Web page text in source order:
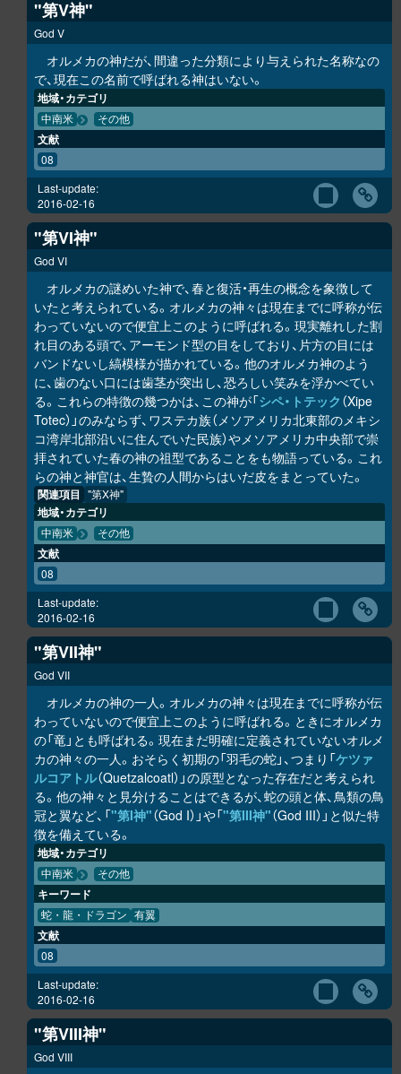
"第V神"
God V
オルメカの神だが、間違った分類により与えられた名称なの
で、現在この名前で呼ばれる神はいない。
地域・カテゴリ
中南米 その他
文献
08
Last-update:
2016-02-16
"第VI神"
God VI
オルメカの謎めいた神で、春と復活・再生の概念を象徴して
いたと考えられている。オルメカの神々は現在までに呼称が伝
わっていないので便宜上このように呼ばれる。現実離れした割
れ目のある頭で、アーモンド型の目をしており、片方の目には
バンドないし縞模様が描かれている。他のオルメカ神のよう
に、歯のない口には歯茎が突出し、恐ろしい笑みを浮かべてい
る。これらの特徴の幾つかは、この神が「シペ・トテック （Xipe
Totec）」のみならず、ワステカ族（メソアメリカ北東部のメキシ
コ湾岸北部沿いに住んでいた民族）やメソアメリカ中央部で崇
拝されていた春の神の祖型であることをも物語っている。これ
らの神と神官は、生贄の人間からはいだ皮をまとっていた。
関連項目 "第X神"
地域・カテゴリ
中南米 その他
文献
08
Last-update:
2016-02-16
"第VII神"
God VII
オルメカの神の一人。オルメカの神々は現在までに呼称が伝
わっていないので便宜上このように呼ばれる。ときにオルメカ
の「竜」とも呼ばれる。現在まだ明確に定義されていないオルメ
カの神々の一人。おそらく初期の「羽毛の蛇」、つまり「ケツァ
ルコアトル（Quetzalcoatl）」の原型となった存在だと考えられ
る。他の神々と見分けることはできるが、蛇の頭と体、鳥類の鳥
冠と翼など、「"第I神"（God I）」や「"第III神"（God III）」と似た特
徴を備えている。
地域・カテゴリ
中南米 その他
キーワード
蛇・龍・ドラゴン 有翼
文献
08
Last-update:
2016-02-16
"第VIII神"
God VIII